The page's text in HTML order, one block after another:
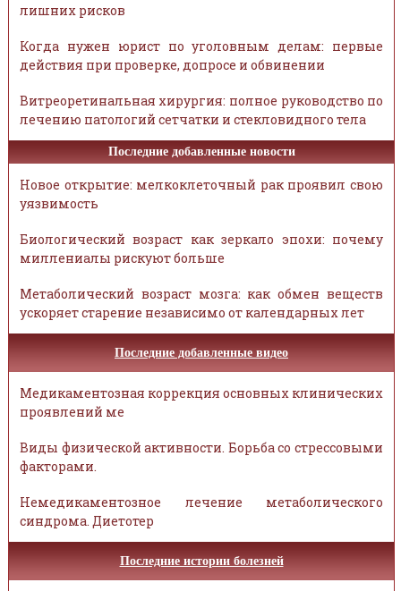
лишних рисков
Когда нужен юрист по уголовным делам: первые
действия при проверке, допросе и обвинении
Витреоретинальная хирургия: полное руководство по
лечению патологий сетчатки и стекловидного тела
Последние добавленные новости
Новое открытие: мелкоклеточный рак проявил свою
уязвимость
Биологический возраст как зеркало эпохи: почему
миллениалы рискуют больше
Метаболический возраст мозга: как обмен веществ
ускоряет старение независимо от календарных лет
Последние добавленные видео
Медикаментозная коррекция основных клинических
проявлений ме
Виды физической активности. Борьба со стрессовыми
факторами.
Немедикаментозное лечение метаболического
синдрома. Диетотер
Последние истории болезней